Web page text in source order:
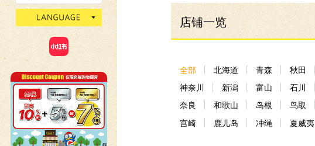
language 店铺一览
全部 北海道 青森 秋田
神奈川
新潟 富山 石川
奈良
和歌山 岛根 鸟取
宫崎
鹿儿岛 冲绳 夏威夷